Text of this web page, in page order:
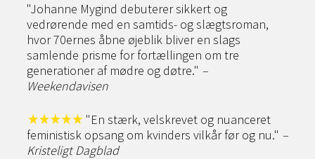
"Johanne Mygind debuterer sikkert og
vedrørende med en samtids- og slægtsroman,
hvor 70ernes åbne øjeblik bliver en slags
samlende prisme for fortællingen om tre
generationer af mødre og døtre." –
Weekendavisen
"En stærk, velskrevet og nuanceret
feministisk opsang om kvinders vilkår før og nu." –
Kristeligt Dagblad